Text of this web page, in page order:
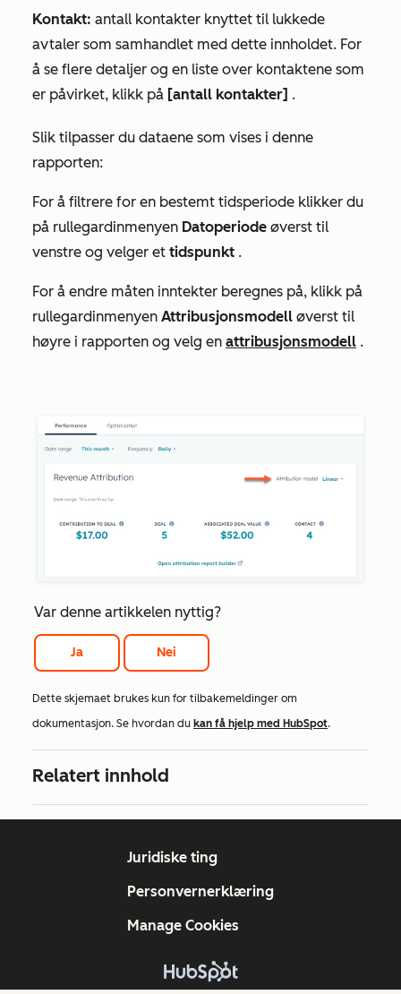
Kontakt: antall kontakter knyttet til lukkede
avtaler som samhandlet med dette innholdet. For
å se flere detaljer og en liste over kontaktene som
er påvirket, klikk på [antall kontakter] .
Slik tilpasser du dataene som vises i denne
rapporten:
For å filtrere for en bestemt tidsperiode klikker du
på rullegardinmenyen Datoperiode øverst til
venstre og velger et tidspunkt .
For å endre måten inntekter beregnes på, klikk på
rullegardinmenyen Attribusjonsmodell øverst til
høyre i rapporten og velg en attribusjonsmodell .
Var denne artikkelen nyttig?
Ja Nei
Dette skjemaet brukes kun for tilbakemeldinger om
dokumentasjon. Se hvordan du kan få hjelp med HubSpot.
Relatert innhold
Juridiske ting
Personvernerklæring
Manage Cookies